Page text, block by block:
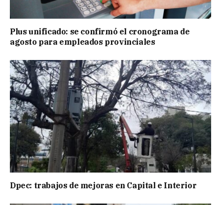
Plus unificado: se confirmó el cronograma de
agosto para empleados provinciales
Dpec: trabajos de mejoras en Capital e Interior